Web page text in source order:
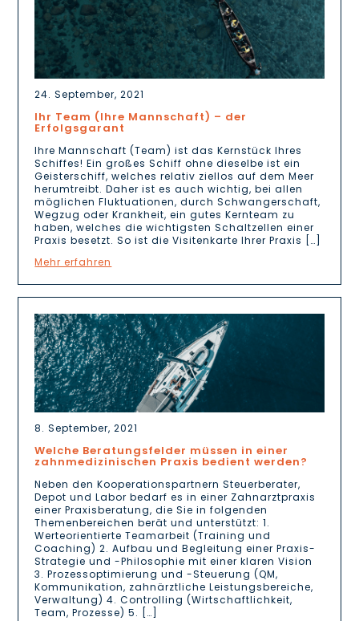
24. September, 2021
Ihr Team (Ihre Mannschaft) – der
Erfolgsgarant
Ihre Mannschaft (Team) ist das Kernstück Ihres
Schiffes! Ein großes Schiff ohne dieselbe ist ein
Geisterschiff, welches relativ ziellos auf dem Meer
herumtreibt. Daher ist es auch wichtig, bei allen
möglichen Fluktuationen, durch Schwangerschaft,
Wegzug oder Krankheit, ein gutes Kernteam zu
haben, welches die wichtigsten Schaltzellen einer
Praxis besetzt. So ist die Visitenkarte Ihrer Praxis […]
Mehr erfahren
8. September, 2021
Welche Beratungsfelder müssen in einer
zahnmedizinischen Praxis bedient werden?
Neben den Kooperationspartnern Steuerberater,
Depot und Labor bedarf es in einer Zahnarztpraxis
einer Praxisberatung, die Sie in folgenden
Themenbereichen berät und unterstützt: 1.
Werteorientierte Teamarbeit (Training und
Coaching) 2. Aufbau und Begleitung einer Praxis-
Strategie und -Philosophie mit einer klaren Vision
3. Prozessoptimierung und -Steuerung (QM,
Kommunikation, zahnärztliche Leistungsbereiche,
Verwaltung) 4. Controlling (Wirtschaftlichkeit,
Team, Prozesse) 5. […]